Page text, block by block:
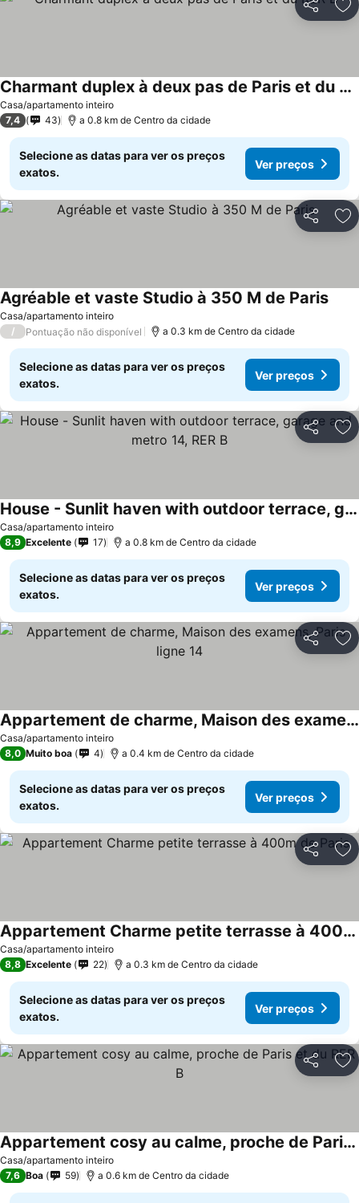
Partilhar
Casa/apartamento inteiro
Charmant duplex à deux pas de Paris et du RER B
7,4 43 a 0.8 km de Centro da cidade
Selecione as datas para ver os preços
exatos.
Ver preços
Partilhar
Casa/apartamento inteiro
Agréable et vaste Studio à 350 M de Paris
/ Pontuação não disponível a 0.3 km de Centro da cidade
Selecione as datas para ver os preços
exatos.
Ver preços
Partilhar
Casa/apartamento inteiro
House - Sunlit haven with outdoor terrace, garage and metro 14, RER B
8,9 Excelente 17 a 0.8 km de Centro da cidade
Selecione as datas para ver os preços
exatos.
Ver preços
Partilhar
Casa/apartamento inteiro
Appartement de charme, Maison des examens, Paris ligne 14
8,0 Muito boa 4 a 0.4 km de Centro da cidade
Selecione as datas para ver os preços
exatos.
Ver preços
Partilhar
Casa/apartamento inteiro
Appartement Charme petite terrasse à 400m de Paris
8,8 Excelente 22 a 0.3 km de Centro da cidade
Selecione as datas para ver os preços
exatos.
Ver preços
Partilhar
Casa/apartamento inteiro
Appartement cosy au calme, proche de Paris et du RER B
7,6 Boa 59 a 0.6 km de Centro da cidade